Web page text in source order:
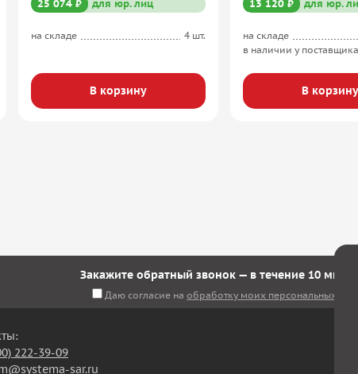
25 074 ₽ для юр. лиц
на складе 4 шт.
В корзину
13 120 ₽ для юр.
на складе
в наличии у поставщика
В корзину
Закажите обратный звонок — в течение 10
Даю согласие на обработку моих персональных
222-39-09
sar.ru